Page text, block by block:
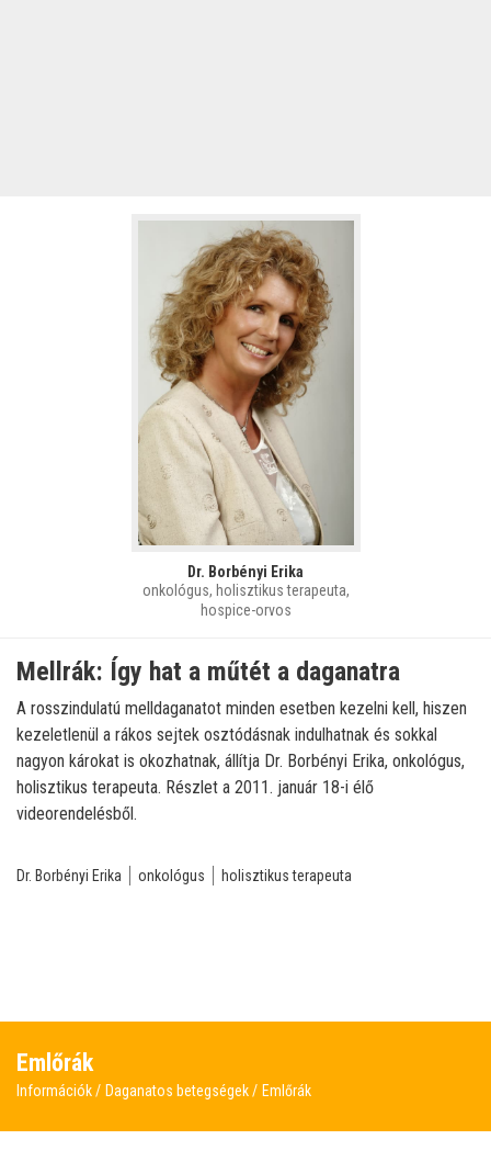
Dr. Borbényi Erika
onkológus, holisztikus terapeuta,
hospice-orvos
Mellrák: Így hat a műtét a daganatra
A rosszindulatú melldaganatot minden esetben kezelni kell, hiszen
kezeletlenül a rákos sejtek osztódásnak indulhatnak és sokkal
nagyon károkat is okozhatnak, állítja Dr. Borbényi Erika, onkológus,
holisztikus terapeuta. Részlet a 2011. január 18-i élő
videorendelésből.
Dr. Borbényi Erika onkológus holisztikus terapeuta
Emlőrák
Információk Daganatos betegségek Emlőrák